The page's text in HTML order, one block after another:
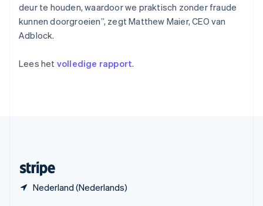
deur te houden, waardoor we praktisch zonder fraude
kunnen doorgroeien”, zegt Matthew Maier, CEO van
Adblock.
Lees het volledige rapport.
Nederland (Nederlands)
Tsjechië
English
Vasteland van China
简体中文
English